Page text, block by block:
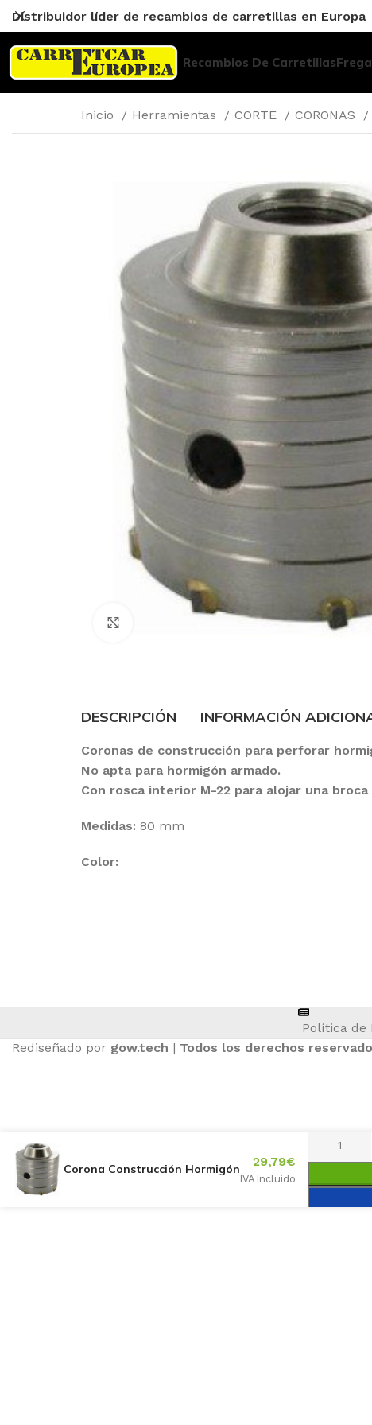
Recambios De Carretillas
Inicio Herramientas CORTE CORONAS
DESCRIPCIÓN INFORMACIÓN
Coronas de construcción para perforar
No apta para hormigón armado.
Con rosca interior M-22 para alojar una
Medidas: 80 mm
Color:
Política de
Rediseñado por gow.tech | Todos los derechos
Distribuidor líder de recambios de carretillas en Europa
Corona Construcción Hormigón 29,79€
IVA Incluido